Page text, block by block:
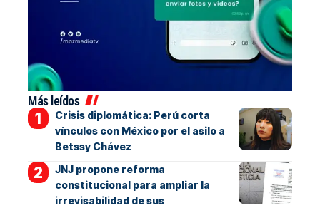
Más leídos
Crisis diplomática: Perú corta
vínculos con México por el asilo a
Betssy Chávez
JNJ propone reforma
constitucional para ampliar la
irrevisabilidad de sus